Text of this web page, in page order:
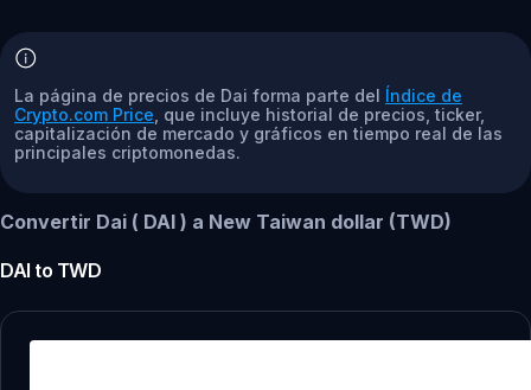
La página de precios de Dai forma parte del Índice de
Crypto.com Price , que incluye historial de precios, ticker,
capitalización de mercado y gráficos en tiempo real de las
principales criptomonedas.
Convertir Dai ( DAI ) a New Taiwan dollar (TWD)
DAI to TWD